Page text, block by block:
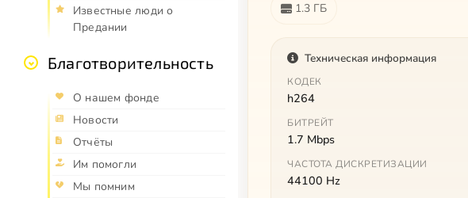
Известные люди о
Предании
Благотворительность
О нашем фонде
Новости
Отчёты
Им помогли
Мы помним
1.3 ГБ
Техническая информация
КОДЕК
h264
БИТРЕЙТ
1.7 Mbps
ЧАСТОТА ДИСКРЕТИЗАЦИИ
44100 Hz